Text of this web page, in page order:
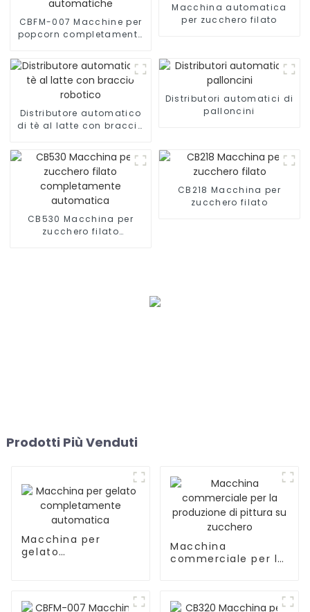
CBFM-007 Macchine per
popcorn completamente
Macchina automatica
per zucchero filato
Distributore automatico
di tè al latte con braccio
Distributori automatici di
palloncini
CB530 Macchina per
zucchero filato
CB218 Macchina per
zucchero filato
Prodotti Più Venduti
Macchina per
gelato
Macchina
commerciale per la